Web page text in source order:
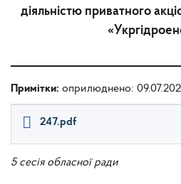
діяльністю приватного
Примітки: оприлюднено:
247.pdf
5 сесія обласної ради